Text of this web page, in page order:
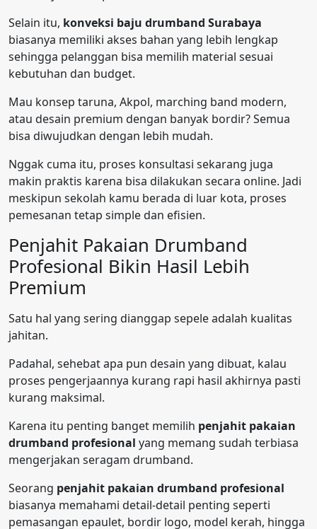
Selain itu, konveksi baju drumband Surabaya
biasanya memiliki akses bahan yang lebih lengkap
sehingga pelanggan bisa memilih material sesuai
kebutuhan dan budget.
Mau konsep taruna, Akpol, marching band modern,
atau desain premium dengan banyak bordir? Semua
bisa diwujudkan dengan lebih mudah.
Nggak cuma itu, proses konsultasi sekarang juga
makin praktis karena bisa dilakukan secara online. Jadi
meskipun sekolah kamu berada di luar kota, proses
pemesanan tetap simple dan efisien.
Penjahit Pakaian Drumband
Profesional Bikin Hasil Lebih
Premium
Satu hal yang sering dianggap sepele adalah kualitas
jahitan.
Padahal, sehebat apa pun desain yang dibuat, kalau
proses pengerjaannya kurang rapi hasil akhirnya pasti
kurang maksimal.
Karena itu penting banget memilih penjahit pakaian
drumband profesional yang memang sudah terbiasa
mengerjakan seragam drumband.
Seorang penjahit pakaian drumband profesional
biasanya memahami detail-detail penting seperti
pemasangan epaulet, bordir logo, model kerah, hingga